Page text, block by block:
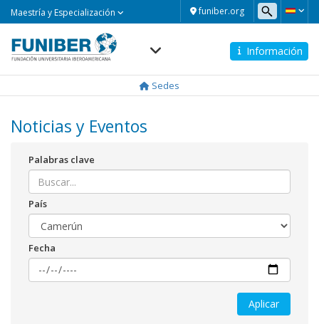
funiber.org
Maestría y Especialización
Información
Sedes
Noticias y Eventos
Palabras clave
País
Fecha